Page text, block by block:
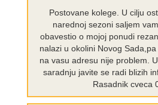
Postovane kolege. U cilju
narednoj sezoni saljem
obavestio o mojoj ponudi
nalazi u okolini Novog
na vasu adresu nije problem.
saradnju javite se radi blizih
Rasadnik cveca